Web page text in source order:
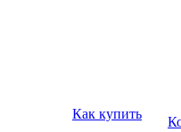
Как купить